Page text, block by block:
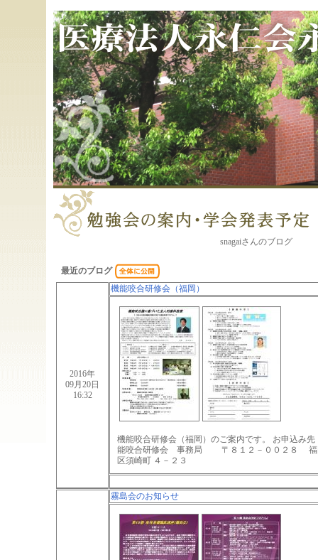
snagaiさんのブログ
最近のブログ
2016年
09月20日
16:32
機能咬合研修会（福岡）
機能咬合研修会（福岡）のご案内です。 お申込
能咬合研修会 事務局 〒８１２－００２８ 福
区須崎町 ４－２３
霧島会のお知らせ